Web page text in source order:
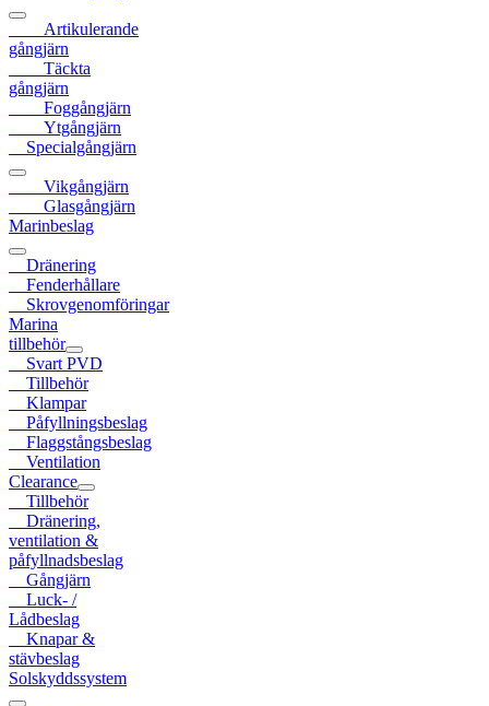
Artikulerande
gångjärn
Täckta
gångjärn
Foggångjärn
Ytgångjärn
Specialgångjärn
Vikgångjärn
Glasgångjärn
Marinbeslag
Dränering
Fenderhållare
Skrovgenomföringar
Marina
tillbehör
Svart PVD
Tillbehör
Klampar
Påfyllningsbeslag
Flaggstångsbeslag
Ventilation
Clearance
Tillbehör
Dränering,
ventilation &
påfyllnadsbeslag
Gångjärn
Luck- /
Lådbeslag
Knapar &
stävbeslag
Solskyddssystem